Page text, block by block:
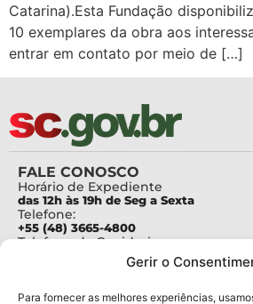
Gerir o
Para fornecer as melhores experiências,
Catarina).Esta Fundação
10 exemplares da obra aos
entrar em contato por meio de […]
FALE CONOSCO
Horário de Expediente
das 12h às 19h de Seg a Sexta
Telefone:
+55 (48) 3665-4800
Telefone da Ouvidoria
Para assuntos relacionados à